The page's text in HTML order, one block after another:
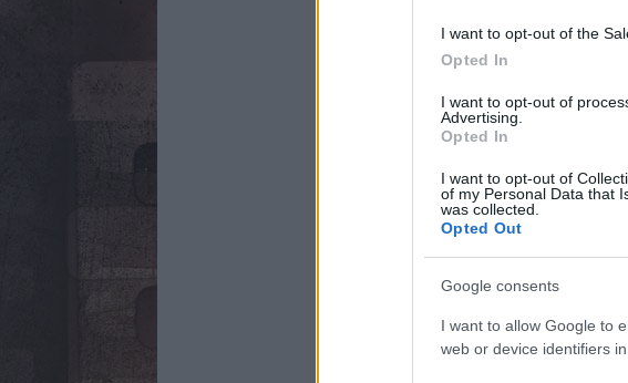
I want to opt-out of the
Opted In
I want to opt-out of
Advertising.
Opted In
I want to opt-out of
of my Personal Data that
was collected.
Opted Out
Google consents
I want to allow Google to
web or device identifiers in